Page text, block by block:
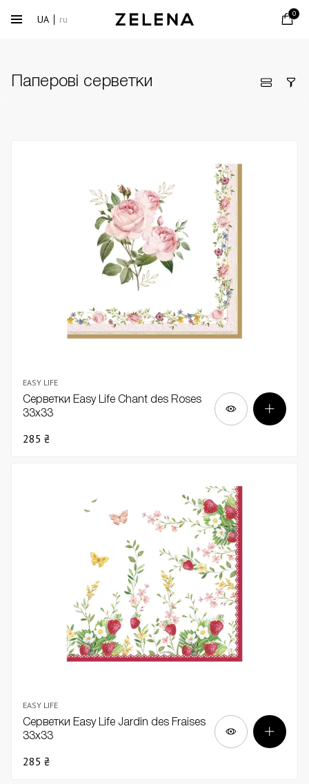
UA ru 0
Паперові серветки
EASY LIFE
Серветки Easy Life Chant des Roses
33х33
285 ₴
EASY LIFE
Серветки Easy Life Jardin des Fraises
33х33
285 ₴